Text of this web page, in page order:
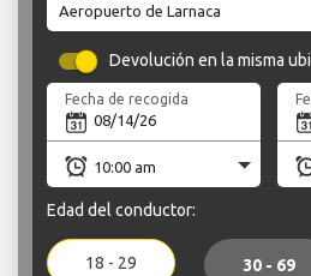
Devolución en la misma
Fecha de recogida
Edad del conductor:
18 - 29 30 - 69